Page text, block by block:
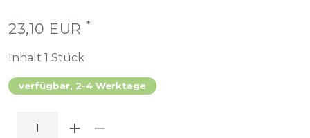
23,10 EUR *
Inhalt 1 Stück
verfügbar, 2-4 Werktage